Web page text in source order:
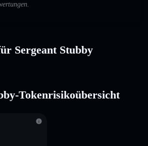
Sergeant Stubby
Tokenrisikoübersicht